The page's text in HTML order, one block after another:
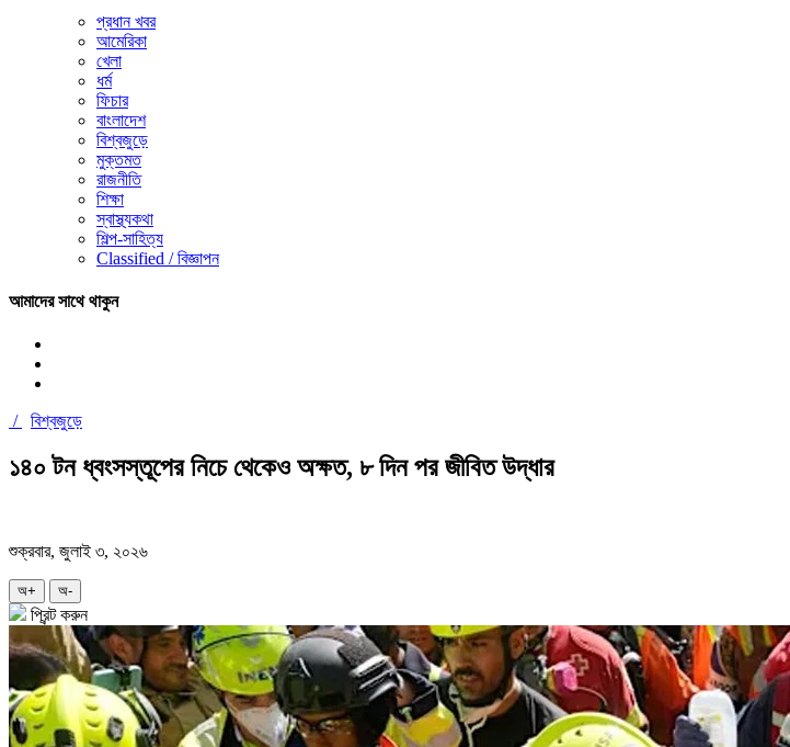
প্রধান খবর
আমেরিকা
খেলা
ধর্ম
ফিচার
বাংলাদেশ
বিশ্বজুড়ে
মুক্তমত
রাজনীতি
শিক্ষা
স্বাস্থ্যকথা
শিল্প-সাহিত্য
Classified / বিজ্ঞাপন
আমাদের সাথে থাকুন
/ বিশ্বজুড়ে
১৪০ টন ধ্বংসস্তূপের নিচে থেকেও অক্ষত, ৮ দিন পর জীবিত উদ্ধার
শুক্রবার, জুলাই ৩, ২০২৬
অ+ অ-
প্রিন্ট করুন